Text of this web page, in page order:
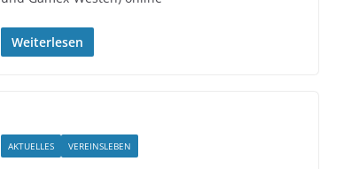
Weiterlesen
AKTUELLES VEREINSLEBEN